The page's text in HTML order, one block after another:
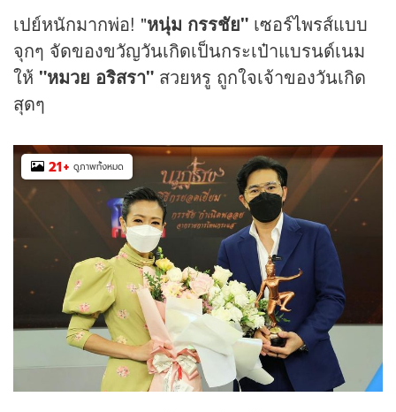
เปย์หนักมากพ่อ! "หนุ่ม กรรชัย" เซอร์ไพรส์แบบ
จุกๆ จัดของขวัญวันเกิดเป็นกระเป๋าแบรนด์เนม
ให้ "หมวย อริสรา" สวยหรู ถูกใจเจ้าของวันเกิด
สุดๆ
21+ ดูภาพทั้งหมด